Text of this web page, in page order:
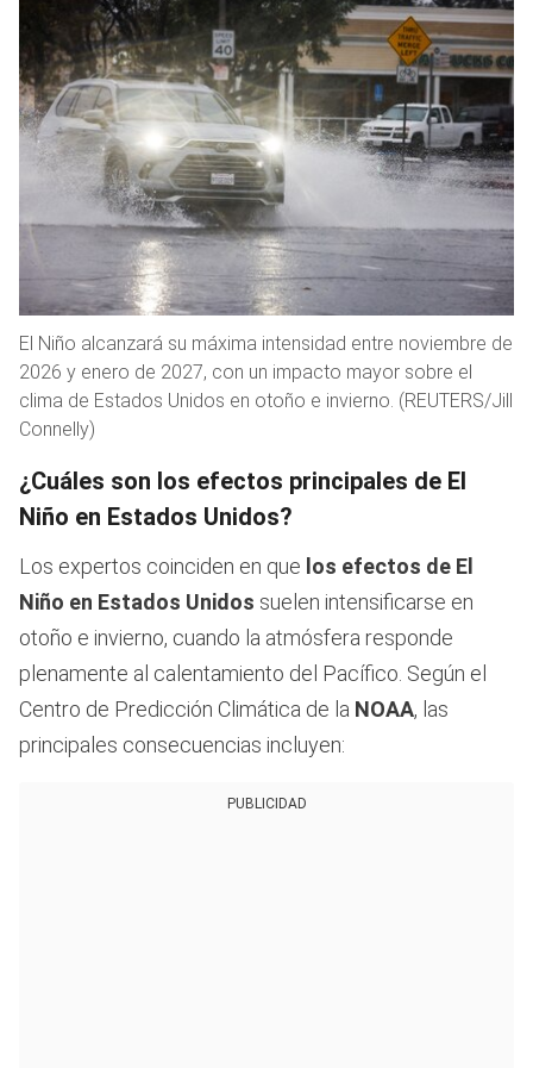
El Niño alcanzará su máxima intensidad entre noviembre de
2026 y enero de 2027, con un impacto mayor sobre el
clima de Estados Unidos en otoño e invierno. (REUTERS/Jill
Connelly)
¿Cuáles son los efectos principales de El
Niño en Estados Unidos?
Los expertos coinciden en que los efectos de El
Niño en Estados Unidos suelen intensificarse en
otoño e invierno, cuando la atmósfera responde
plenamente al calentamiento del Pacífico. Según el
Centro de Predicción Climática de la NOAA, las
principales consecuencias incluyen:
PUBLICIDAD